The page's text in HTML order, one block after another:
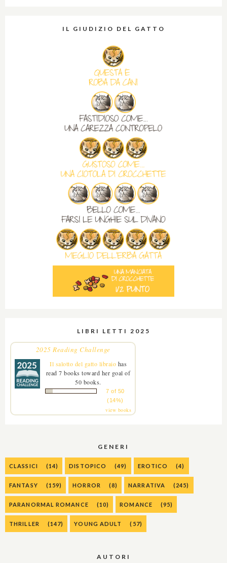
IL GIUDIZIO DEL GATTO
LIBRI LETTI 2025
2025 Reading Challenge
Il salotto del gatto libraio has
read 7 books toward her goal of
50 books.
7 of 50
(14%)
view books
GENERI
CLASSICI (14) DISTOPICO (49) EROTICO (4)
FANTASY (159) HORROR (8) NARRATIVA (245)
PARANORMAL ROMANCE (10) ROMANCE (95)
THRILLER (147) YOUNG ADULT (57)
AUTORI